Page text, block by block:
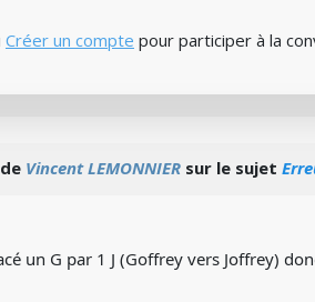
Créer un compte pour participer à la
Vincent LEMONNIER sur le sujet
un G par 1 J (Goffrey vers Joffrey)